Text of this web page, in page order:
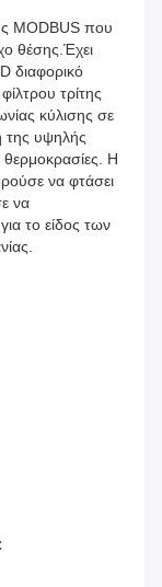
MODBUS που
θέσης.Έχει
διαφορικό
τρίτης
κύλισης σε
της υψηλής
Η
να φτάσει
να
το είδος των